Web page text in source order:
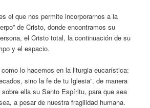
el que nos permite incorporarnos a la
de Cristo, donde encontramos su
el Cristo total, la continuación de su
y el espacio.
lo hacemos en la liturgia eucarística:
sino la fe de tu Iglesia”, de manera
ella su Santo Espíritu, para que sea
a pesar de nuestra fragilidad humana.